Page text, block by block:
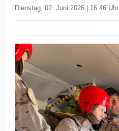
Dienstag, 02. Juni 2026 | 16:46 Uhr